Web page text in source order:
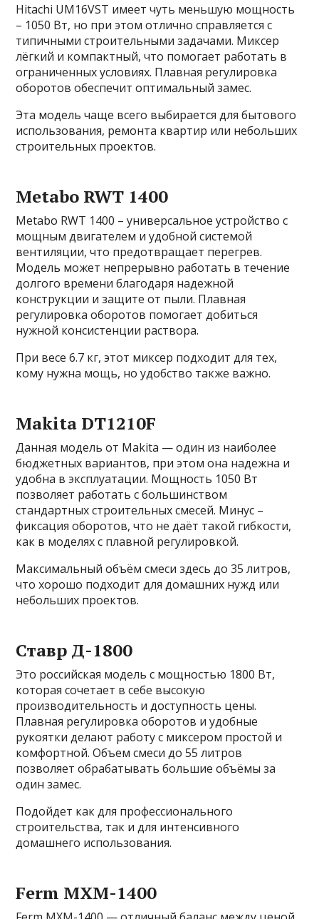
Hitachi UM16VST имеет чуть меньшую мощность
– 1050 Вт, но при этом отлично справляется с
типичными строительными задачами. Миксер
лёгкий и компактный, что помогает работать в
ограниченных условиях. Плавная регулировка
оборотов обеспечит оптимальный замес.
Эта модель чаще всего выбирается для бытового
использования, ремонта квартир или небольших
строительных проектов.
Metabo RWT 1400
Metabo RWT 1400 – универсальное устройство с
мощным двигателем и удобной системой
вентиляции, что предотвращает перегрев.
Модель может непрерывно работать в течение
долгого времени благодаря надежной
конструкции и защите от пыли. Плавная
регулировка оборотов помогает добиться
нужной консистенции раствора.
При весе 6.7 кг, этот миксер подходит для тех,
кому нужна мощь, но удобство также важно.
Makita DT1210F
Данная модель от Makita — один из наиболее
бюджетных вариантов, при этом она надежна и
удобна в эксплуатации. Мощность 1050 Вт
позволяет работать с большинством
стандартных строительных смесей. Минус –
фиксация оборотов, что не даёт такой гибкости,
как в моделях с плавной регулировкой.
Максимальный объём смеси здесь до 35 литров,
что хорошо подходит для домашних нужд или
небольших проектов.
Ставр Д-1800
Это российская модель с мощностью 1800 Вт,
которая сочетает в себе высокую
производительность и доступность цены.
Плавная регулировка оборотов и удобные
рукоятки делают работу с миксером простой и
комфортной. Объем смеси до 55 литров
позволяет обрабатывать большие объёмы за
один замес.
Подойдет как для профессионального
строительства, так и для интенсивного
домашнего использования.
Ferm MXM-1400